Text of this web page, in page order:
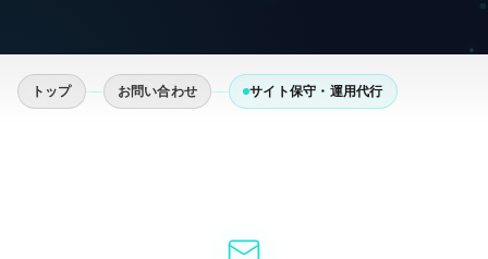
トップ お問い合わせ サイト保守・運用代行